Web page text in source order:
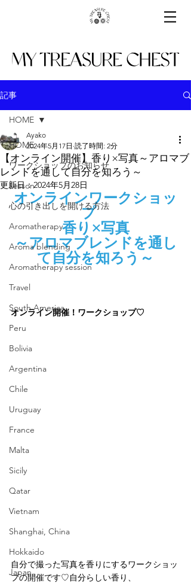
記事
HOME
ワークショップのお知らせ
Lesson
心の引き出しを開ける方法
Aromatherapy
Aroma blending
Aromatherapy session
Travel
South America
Peru
Bolivia
Argentina
Chile
Uruguay
France
Malta
Sicily
Qatar
Vietnam
Shanghai, China
Hokkaido
Japan
HOME
【オンライン開催】香り×写真～アロマブ
レンドを通して自分を知ろう～
Ayako
2024年5月17日 読了時間: 2分
更新日：2024年5月28日
オンラインワークショッ
プ
香り×写真
～アロマブレンドを通し
て自分を知ろう～
オンライン開催！ワークショップ♡
自分で撮った写真を香りにするワークショッ
プの開催です♡自分らしい香り、